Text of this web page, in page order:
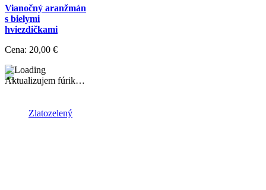
Vianočný aranžmán
s bielymi
hviezdičkami
Cena: 20,00 €
Aktualizujem fúrik…